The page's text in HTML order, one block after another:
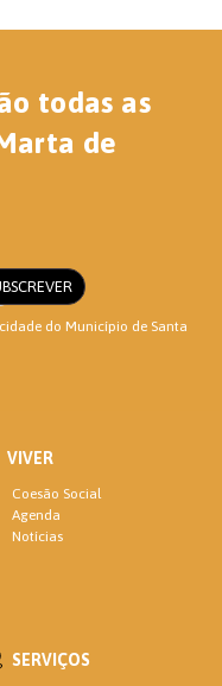
todas as
de
do Município de Santa
VIVER
Coesão Social
Agenda
Notícias
SERVIÇOS